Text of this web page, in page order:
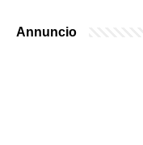
Annuncio